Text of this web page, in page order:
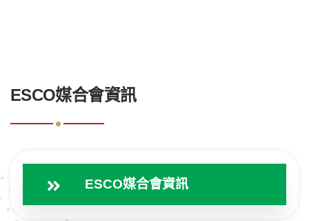
ESCO媒合會資訊
ESCO媒合會資訊